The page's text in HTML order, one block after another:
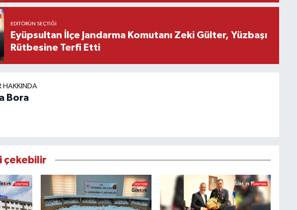
EDITÖRÜN SEÇTIĞI
Eyüpsultan İlçe Jandarma Komutanı Zeki Gülter, Yüzbaşı
Rütbesine Terfi Etti
HAKKINDA
Bora
çekebilir